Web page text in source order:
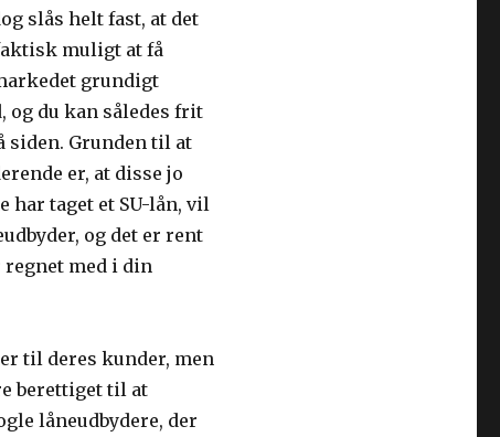
slås helt fast, at det
muligt at få
grundigt
du kan således frit
siden. Grunden til at
er, at disse jo
har taget et SU-lån, vil
og det er rent
med i din
til deres kunder, men
berettiget til at
låneudbydere, der